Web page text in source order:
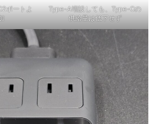
ポートよ
Type-A増設しても、Type-Cの
供給量は低下せず